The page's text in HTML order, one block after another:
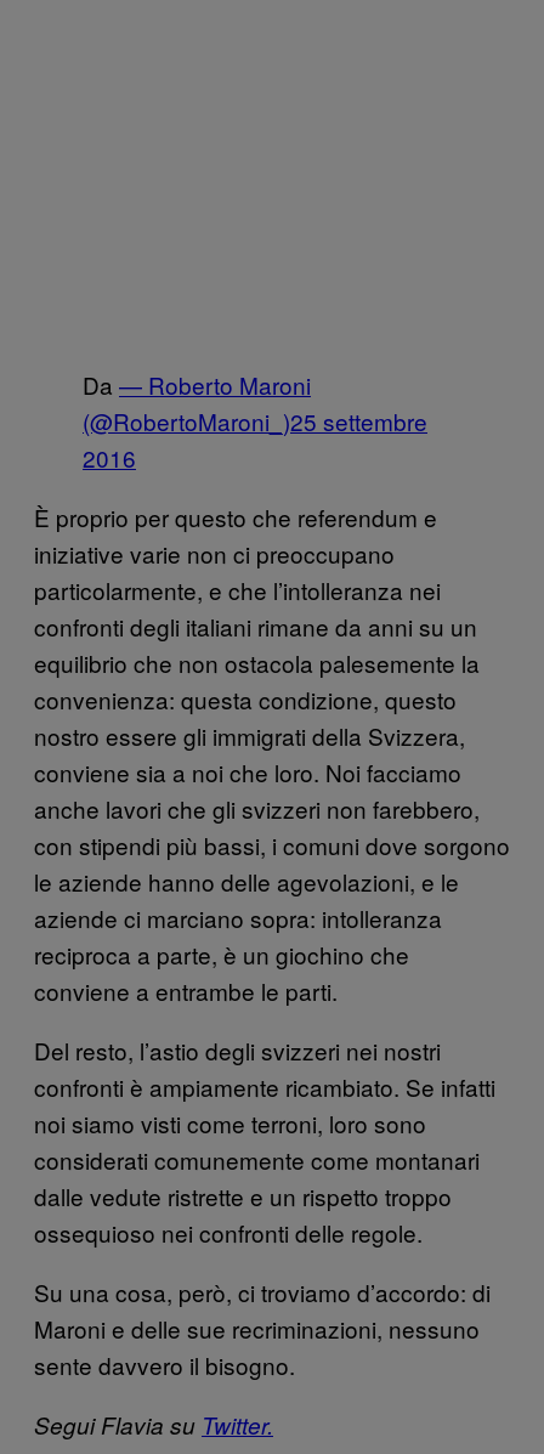
Da — Roberto Maroni
(@RobertoMaroni_)25 settembre
2016
È proprio per questo che referendum e
iniziative varie non ci preoccupano
particolarmente, e che l’intolleranza nei
confronti degli italiani rimane da anni su un
equilibrio che non ostacola palesemente la
convenienza: questa condizione, questo
nostro essere gli immigrati della Svizzera,
conviene sia a noi che loro. Noi facciamo
anche lavori che gli svizzeri non farebbero,
con stipendi più bassi, i comuni dove sorgono
le aziende hanno delle agevolazioni, e le
aziende ci marciano sopra: intolleranza
reciproca a parte, è un giochino che
conviene a entrambe le parti.
Del resto, l’astio degli svizzeri nei nostri
confronti è ampiamente ricambiato. Se infatti
noi siamo visti come terroni, loro sono
considerati comunemente come montanari
dalle vedute ristrette e un rispetto troppo
ossequioso nei confronti delle regole.
Su una cosa, però, ci troviamo d’accordo: di
Maroni e delle sue recriminazioni, nessuno
sente davvero il bisogno.
Segui Flavia su Twitter.